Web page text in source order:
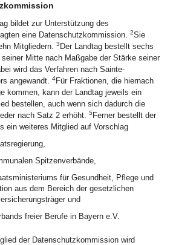
bildet zur Unterstützung des
eine Datenschutzkommission. 2Sie
Mitgliedern. 3 Der Landtag bestellt sechs
seiner Mitte nach Maßgabe der Stärke seiner
wird das Verfahren nach Sainte-
angewandt. 4Für Fraktionen, die hiernach
kommen, kann der Landtag jeweils ein
bestellen, auch wenn sich dadurch die
nach Satz 2 erhöht. 5 Ferner bestellt der
ein weiteres Mitglied auf Vorschlag
Spitzenverbände,
für Gesundheit, Pflege und
aus dem Bereich der gesetzlichen
und
freier Berufe in Bayern e.V.
der Datenschutzkommission wird